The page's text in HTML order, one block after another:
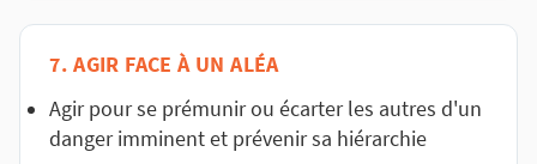
7. AGIR FACE À UN ALÉA
Agir pour se prémunir ou écarter les autres d'un
danger imminent et prévenir sa hiérarchie